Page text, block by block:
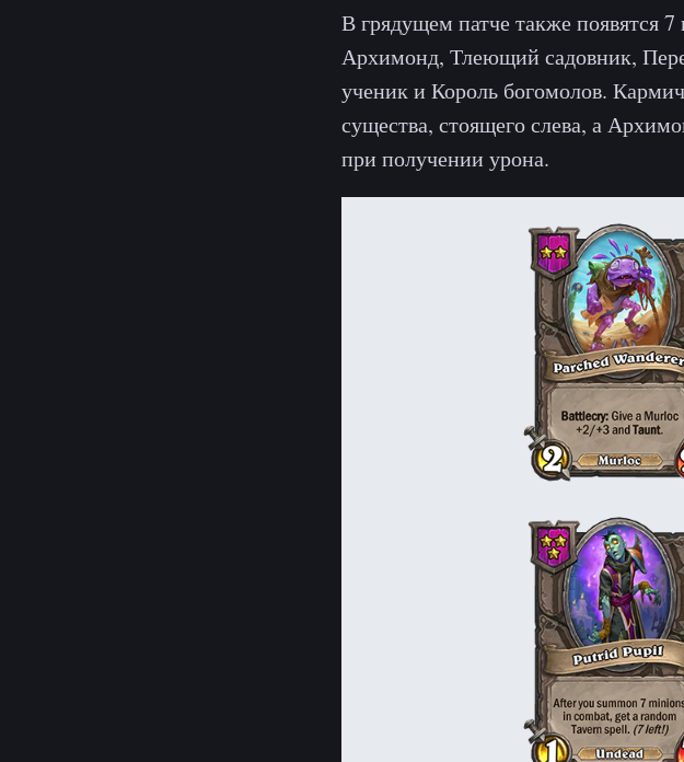
В грядущем патче также появятся
Архимонд, Тлеющий садовник,
ученик и Король богомолов.
существа, стоящего слева, а
при получении урона.